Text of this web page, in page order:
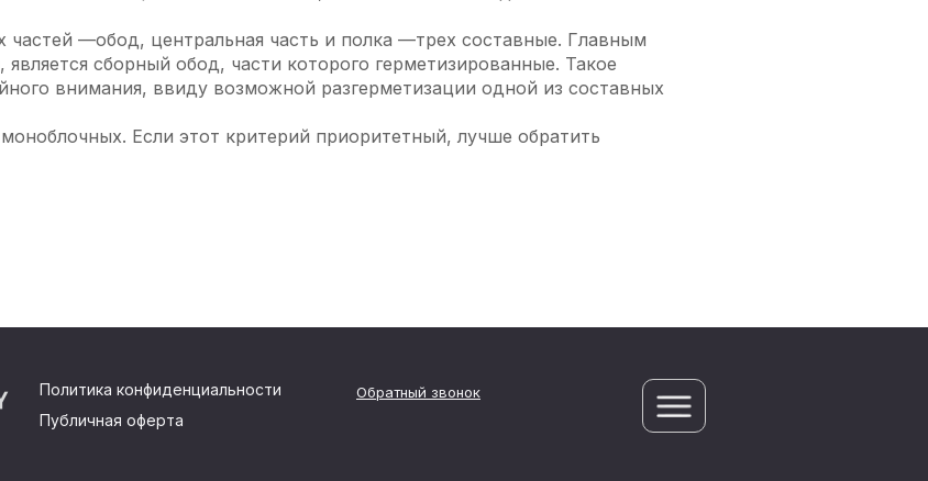
частей —обод, центральная часть и полка —трех составные. Главным
является сборный обод, части которого герметизированные. Такое
внимания, ввиду возможной разгерметизации одной из составных
Если этот критерий приоритетный, лучше обратить
Политика конфиденциальности
Публичная оферта
Обратный звонок